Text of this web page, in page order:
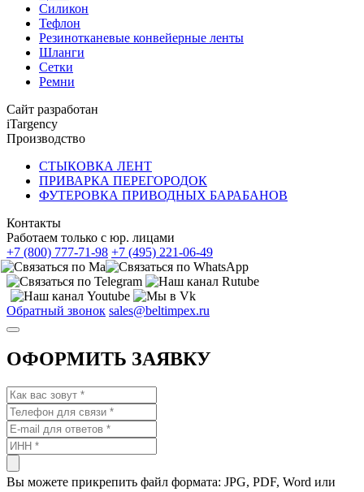
Силикон
Тефлон
Резинотканевые конвейерные ленты
Шланги
Сетки
Ремни
Сайт разработан
iTargency
Производство
СТЫКОВКА ЛЕНТ
ПРИВАРКА ПЕРЕГОРОДОК
ФУТЕРОВКА ПРИВОДНЫХ БАРАБАНОВ
Контакты
Работаем только с юр. лицами
+7 (800) 777-71-98 +7 (495) 221-06-49
Обратный звонок sales@beltimpex.ru
ОФОРМИТЬ ЗАЯВКУ
Вы можете прикрепить файл формата: JPG, PDF, Word или